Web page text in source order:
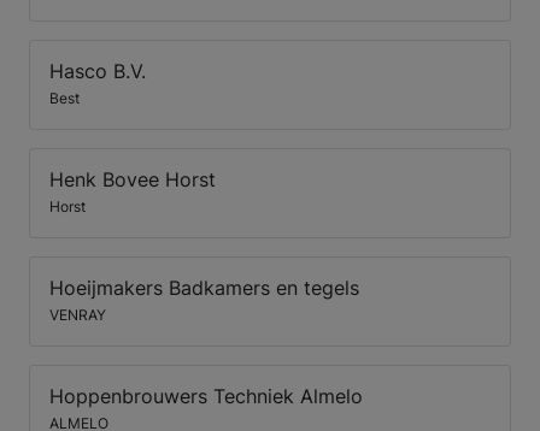
Hasco B.V.
Best
Henk Bovee Horst
Horst
Hoeijmakers Badkamers en tegels
VENRAY
Hoppenbrouwers Techniek Almelo
ALMELO